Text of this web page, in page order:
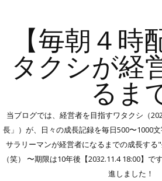
【毎朝４時
タクシが経
るま
当ブログでは、経営者を目指すワタクシ（
長」）が、日々の成長記録を毎日500〜1000
サラリーマンが経営者になるまでの成長す
（笑） 〜期限は10年後【2032.11.4 18:00】
進しました！